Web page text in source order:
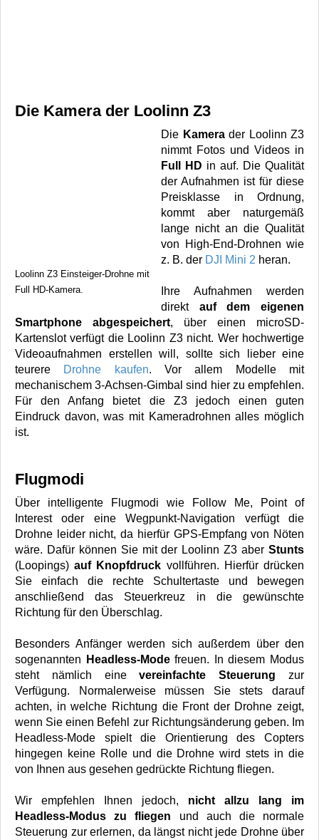
Die Kamera der Loolinn Z3
Loolinn Z3 Einsteiger-Drohne mit
Full HD-Kamera.
Die Kamerader Loolinn Z3
nimmt Fotos und Videos in
Full HD in auf. Die Qualität
der Aufnahmen ist für diese
Preisklasse in Ordnung,
kommt aber naturgemäß
lange nicht an die Qualität
von High-End-Drohnen wie
z. B. der DJI Mini 2 heran.
Ihre Aufnahmen werden
direkt auf dem eigenen
Smartphone abgespeichert, über einen microSD-
Kartenslot verfügt die Loolinn Z3 nicht. Wer hochwertige
Videoaufnahmen erstellen will, sollte sich lieber eine
teurere Drohne kaufen. Vor allem Modelle mit
mechanischem 3-Achsen-Gimbal sind hier zu empfehlen.
Für den Anfang bietet die Z3 jedoch einen guten
Eindruck davon, was mit Kameradrohnen alles möglich
ist.
Flugmodi
Über intelligente Flugmodi wie Follow Me, Point of
Interest oder eine Wegpunkt-Navigation verfügt die
Drohne leider nicht, da hierfür GPS-Empfang von Nöten
wäre. Dafür können Sie mit der Loolinn Z3 aber Stunts
(Loopings)auf Knopfdruck vollführen. Hierfür drücken
Sie einfach die rechte Schultertaste und bewegen
anschließend das Steuerkreuz in die gewünschte
Richtung für den Überschlag.
Besonders Anfänger werden sich außerdem über den
sogenannten
Headless-Modefreuen. In diesem Modus
steht nämlich einevereinfachte Steuerung zur
Verfügung. Normalerweise müssen Sie stets darauf
achten, in welche Richtung die Front der Drohne zeigt,
wenn Sie einen Befehl zur Richtungsänderung geben. Im
Headless-Mode spielt die Orientierung des Copters
hingegen keine Rolle und die Drohne wird stets in die
von Ihnen aus gesehen gedrückte Richtung fliegen.
Wir empfehlen Ihnen jedoch, nicht allzu lang im
Headless-Modus zu fliegen und auch die normale
Steuerung zur erlernen, da längst nicht jede Drohne über